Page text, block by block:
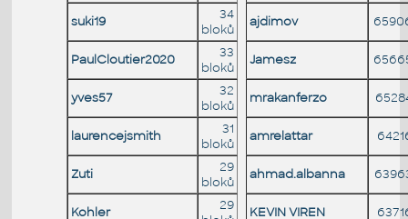
suki19
34
bloků
ajdimov
PaulCloutier2020
33
bloků
Jamesz
yves57
32
bloků
mrakanferzo
laurencejsmith
31
bloků
amrelattar
Zuti
29
bloků
ahmad.albanna
Kohler
29
KEVIN VIREN